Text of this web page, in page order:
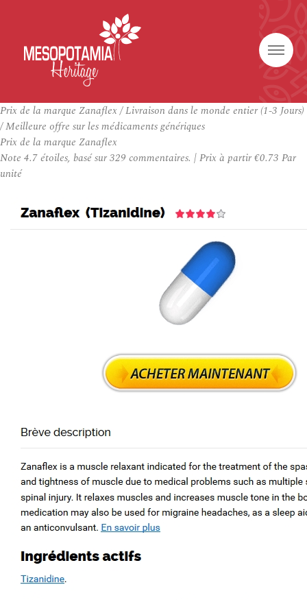
Prix de la marque Zanaflex / Livraison dans le monde entier (1-3 Jours)
/ Meilleure offre sur les médicaments génériques
Prix de la marque Zanaflex
Note 4.7étoiles, basé sur329 commentaires. |Prix à partir€0.73 Par
unité